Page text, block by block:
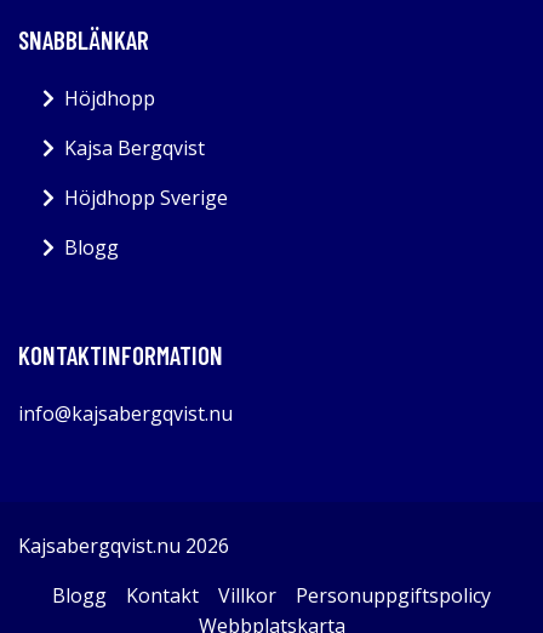
SNABBLÄNKAR
Höjdhopp
Kajsa Bergqvist
Höjdhopp Sverige
Blogg
KONTAKTINFORMATION
info@kajsabergqvist.nu
Kajsabergqvist.nu 2026
Blogg
Kontakt Villkor
Personuppgiftspolicy
Webbplatskarta